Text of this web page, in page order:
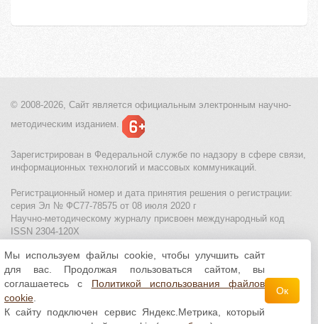
© 2008-2026, Сайт является официальным электронным научно-
методическим изданием.
Зарегистрирован в Федеральной службе по надзору в сфере связи,
информационных технологий и массовых коммуникаций.
Регистрационный номер и дата принятия решения о регистрации:
серия Эл № ФС77-78575 от 08 июля 2020 г
Научно-методическому журналу присвоен международный код
ISSN 2304-120X
МЦИТО|Школьные олимпиады и онлайн конкурсы для детей
Политика использования файлов cookie| Политика обработки и
защиты персональных данных
Все материалы доступны полицензии Creative
Commons С указанием авторства 4.0 Всемирная
Мы используем файлы cookie, чтобы улучшить сайт
для вас. Продолжая пользоваться сайтом, вы
соглашаетесь с Политикой использования файлов
cookie
К сайту подключен сервис Яндекс.Метрика, который
Ок